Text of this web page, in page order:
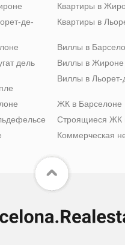
де-
Квартиры в
Квартиры в
дель
Виллы в
Виллы в Жироне
Виллы в
ЖК в Барселоне
Строящиеся ЖК
Коммерческая